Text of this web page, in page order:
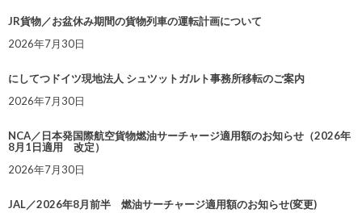
JR貨物／お盆休み期間の貨物列車の運転計画について
2026年7月30日
にしてつドイツ現地法人 シュツットガルト事務所移転のご案内
2026年7月30日
NCA／日本発国際航空貨物燃油サーチャージ適用額のお知らせ（2026年
8月1日適用 改定）
2026年7月30日
JAL／2026年8月前半 燃油サーチャージ適用額のお知らせ(変更)